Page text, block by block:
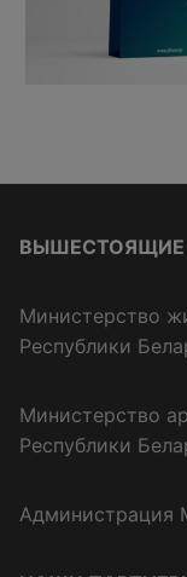
ВЫШЕСТОЯЩИЕ
Министерство
Республики
Министерство
Республики
Администрация